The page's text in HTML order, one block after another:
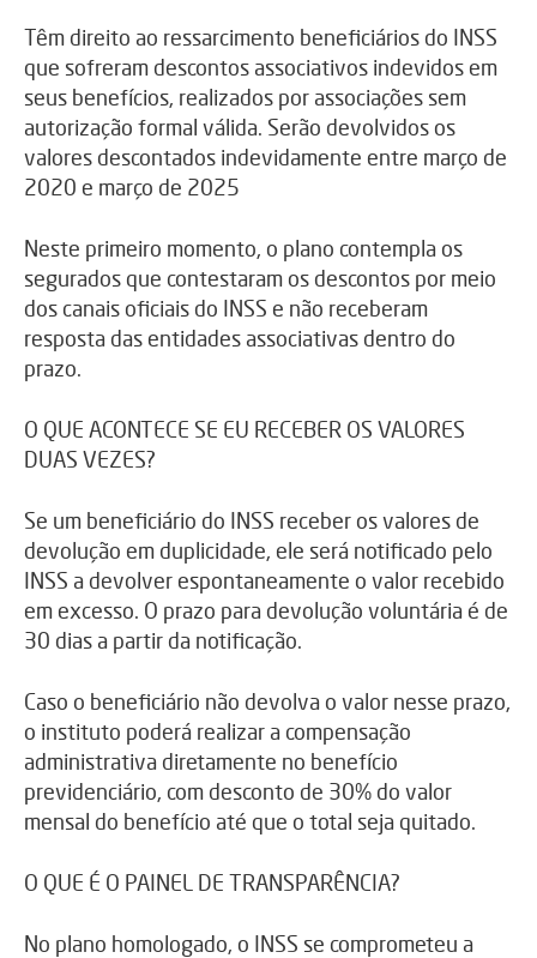
Têm direito ao ressarcimento beneficiários do INSS
que sofreram descontos associativos indevidos em
seus benefícios, realizados por associações sem
autorização formal válida. Serão devolvidos os
valores descontados indevidamente entre março de
2020 e março de 2025
Neste primeiro momento, o plano contempla os
segurados que contestaram os descontos por meio
dos canais oficiais do INSS e não receberam
resposta das entidades associativas dentro do
prazo.
O QUE ACONTECE SE EU RECEBER OS VALORES
DUAS VEZES?
Se um beneficiário do INSS receber os valores de
devolução em duplicidade, ele será notificado pelo
INSS a devolver espontaneamente o valor recebido
em excesso. O prazo para devolução voluntária é de
30 dias a partir da notificação.
Caso o beneficiário não devolva o valor nesse prazo,
o instituto poderá realizar a compensação
administrativa diretamente no benefício
previdenciário, com desconto de 30% do valor
mensal do benefício até que o total seja quitado.
O QUE É O PAINEL DE TRANSPARÊNCIA?
No plano homologado, o INSS se comprometeu a